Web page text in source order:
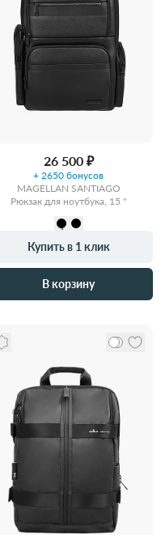
26 500 ₽
+ 2650 бонусов
MAGELLAN SANTIAGO
Рюкзак для ноутбука, 15 "
Купить в 1 клик
В корзину